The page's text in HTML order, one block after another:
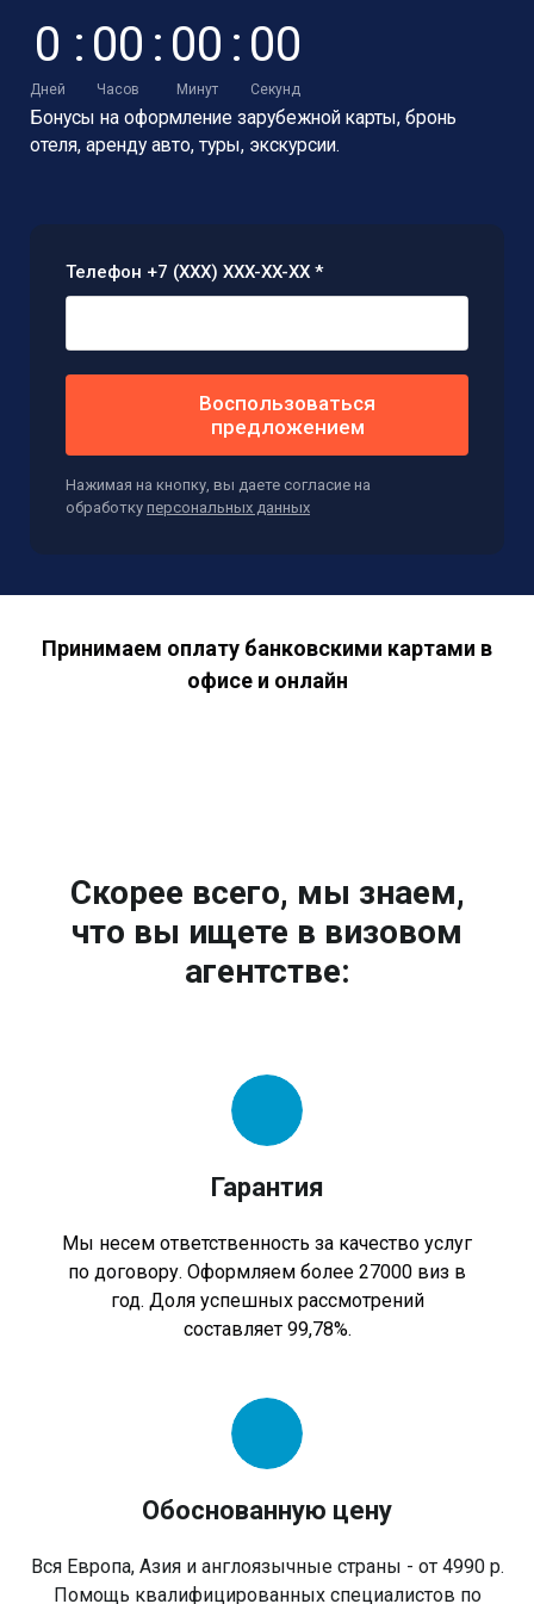
0
Дней
: 00
Часов
: 00
Минут
: 00
Секунд
Бонусы на оформление зарубежной карты, бронь
отеля, аренду авто, туры, экскурсии.
Телефон +7 (XXX) XXX-XX-XX *
Воспользоваться
предложением
Нажимая на кнопку, вы даете согласие на
обработку персональных данных
Принимаем оплату банковскими картами в
офисе и онлайн
Скорее всего, мы знаем,
что вы ищете в визовом
агентстве:
Гарантия
Мы несем ответственность за качество услуг
по договору. Оформляем более 27000 виз в
год. Доля успешных рассмотрений
составляет 99,78%.
Обоснованную цену
Вся Европа, Азия и англоязычные страны - от 4990 р.
Помощь квалифицированных специалистов по